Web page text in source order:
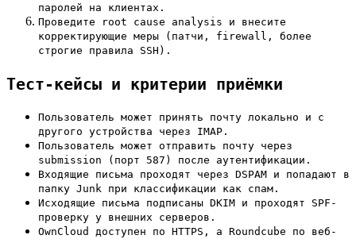
паролей на клиентах.
Проведите root cause analysis и внесите
корректирующие меры (патчи, firewall, более
строгие правила SSH).
Тест-кейсы и критерии приёмки
Пользователь может принять почту локально и с
другого устройства через IMAP.
Пользователь может отправить почту через
submission (порт 587) после аутентификации.
Входящие письма проходят через DSPAM и попадают в
папку Junk при классификации как спам.
Исходящие письма подписаны DKIM и проходят SPF-
проверку у внешних серверов.
OwnCloud доступен по HTTPS, а Roundcube по веб-